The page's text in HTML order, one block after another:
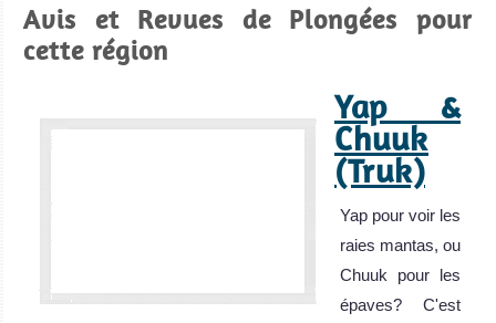
Avis et Revues de Plongées pour
cette région
Yap &
Chuuk
(Truk)
Yap pour voir les
raies mantas, ou
Chuuk pour les
épaves? C'est